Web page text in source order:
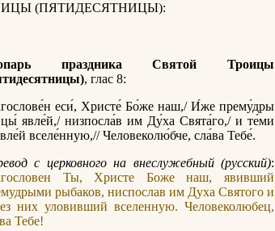
(ПЯТИДЕСЯТНИЦЫ):
праздника Святой Троицы
, глас 8:
еси́, Христе́ Бо́же наш,/ И́же прему́дры
явле́й,/ низпосла́в им Ду́ха Свята́го,/ и те́ми
вселе́нную,// Человеколю́бче, сла́ва Тебе́.
с церковного на внеслужебный (русский):
Ты, Христе Боже наш, явивший
рыбаков, ниспослав им Духа Святого и
них уловивший вселенную. Человеколюбец,
Тебе!